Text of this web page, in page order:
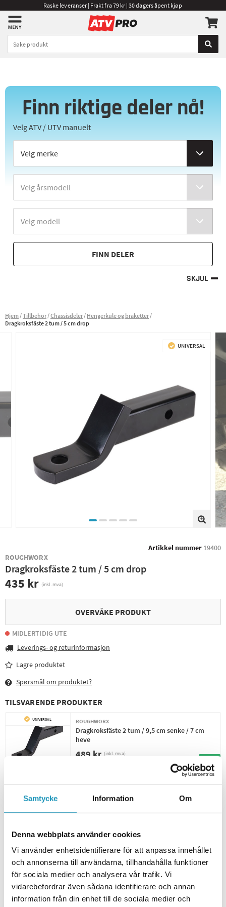
Samtycke Information Om
Denna webbplats använder cookies
Vi använder enhetsidentifierare för att anpassa innehållet
och annonserna till användarna, tillhandahålla funktioner
för sociala medier och analysera vår trafik. Vi
vidarebefordrar även sådana identifierare och annan
information från din enhet till de sociala medier och
Raske leveranser | Frakt fra 79 kr | 30 dagers åpent kjøp
Finn riktige deler nå!
Velg ATV / UTV manuelt
FINN DELER
SKJUL
Hjem Tillbehör Chassisdeler Hengerkule og braketter
Dragkroksfäste 2 tum / 5 cm drop
UNIVERSAL
Artikkel nummer 19400
ROUGHWORX
Dragkroksfäste 2 tum / 5 cm drop
435 kr (inkl. mva)
OVERVÅKE PRODUKT
MIDLERTIDIG UTE
Leverings- og returinformasjon
Lagre produktet
Spørsmål om produktet?
TILSVARENDE PRODUKTER
UNIVERSAL ROUGHWORX
Dragkroksfäste 2 tum / 9,5 cm senke / 7 cm
heve
489 kr (inkl. mva)
PASSER GODT SAMMEN
UNIVERSAL ROUGHWORX
20 + PÅ LAGER
UNIVERSAL ROUGHWORX
Hengerfestesplint 5/8 tomme / 16 mm